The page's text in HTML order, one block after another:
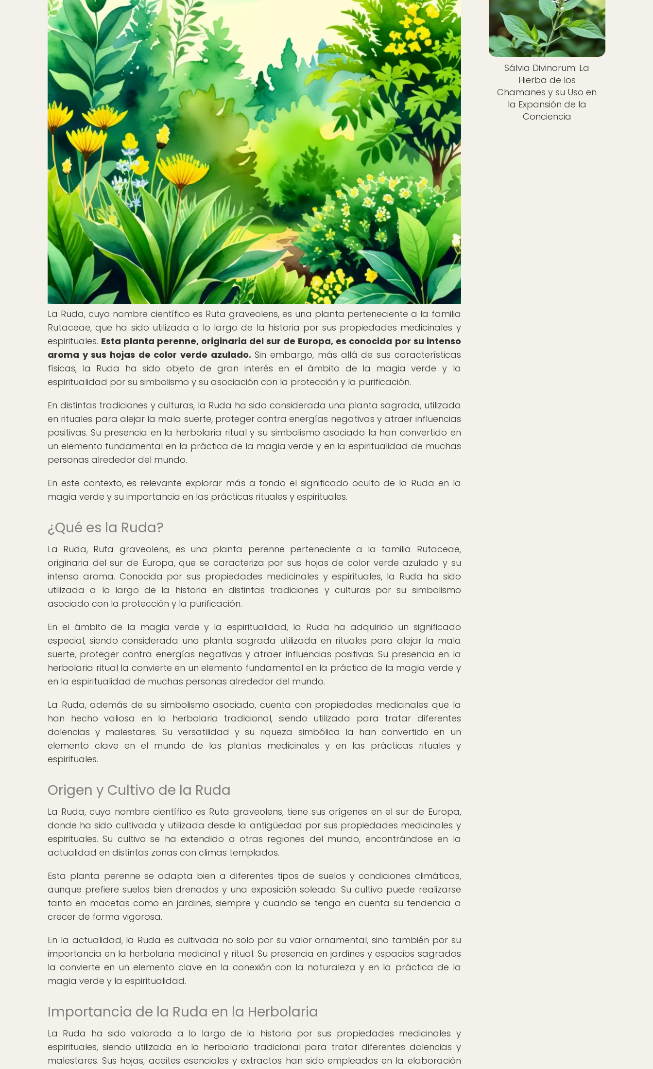
La Ruda, cuyo nombre científico es Ruta graveolens, es una planta perteneciente a la familia
Rutaceae, que ha sido utilizada a lo largo de la historia por sus propiedades medicinales y
espirituales. Esta planta perenne, originaria del sur de Europa, es conocida por su intenso
aroma y sus hojas de color verde azulado. Sin embargo, más allá de sus características
físicas, la Ruda ha sido objeto de gran interés en el ámbito de la magia verde y la
espiritualidad por su simbolismo y su asociación con la protección y la purificación.
En distintas tradiciones y culturas, la Ruda ha sido considerada una planta sagrada, utilizada
en rituales para alejar la mala suerte, proteger contra energías negativas y atraer influencias
positivas. Su presencia en la herbolaria ritual y su simbolismo asociado la han convertido en
un elemento fundamental en la práctica de la magia verde y en la espiritualidad de muchas
personas alrededor del mundo.
En este contexto, es relevante explorar más a fondo el significado oculto de la Ruda en la
magia verde y su importancia en las prácticas rituales y espirituales.
¿Qué es la Ruda?
La Ruda, Ruta graveolens, es una planta perenne perteneciente a la familia Rutaceae,
originaria del sur de Europa, que se caracteriza por sus hojas de color verde azulado y su
intenso aroma. Conocida por sus propiedades medicinales y espirituales, la Ruda ha sido
utilizada a lo largo de la historia en distintas tradiciones y culturas por su simbolismo
asociado con la protección y la purificación.
En el ámbito de la magia verde y la espiritualidad, la Ruda ha adquirido un significado
especial, siendo considerada una planta sagrada utilizada en rituales para alejar la mala
suerte, proteger contra energías negativas y atraer influencias positivas. Su presencia en la
herbolaria ritual la convierte en un elemento fundamental en la práctica de la magia verde y
en la espiritualidad de muchas personas alrededor del mundo.
La Ruda, además de su simbolismo asociado, cuenta con propiedades medicinales que la
han hecho valiosa en la herbolaria tradicional, siendo utilizada para tratar diferentes
dolencias y malestares. Su versatilidad y su riqueza simbólica la han convertido en un
elemento clave en el mundo de las plantas medicinales y en las prácticas rituales y
espirituales.
Origen y Cultivo de la Ruda
La Ruda, cuyo nombre científico es Ruta graveolens, tiene sus orígenes en el sur de Europa,
donde ha sido cultivada y utilizada desde la antigüedad por sus propiedades medicinales y
espirituales. Su cultivo se ha extendido a otras regiones del mundo, encontrándose en la
actualidad en distintas zonas con climas templados.
Esta planta perenne se adapta bien a diferentes tipos de suelos y condiciones climáticas,
aunque prefiere suelos bien drenados y una exposición soleada. Su cultivo puede realizarse
tanto en macetas como en jardines, siempre y cuando se tenga en cuenta su tendencia a
crecer de forma vigorosa.
En la actualidad, la Ruda es cultivada no solo por su valor ornamental, sino también por su
importancia en la herbolaria medicinal y ritual. Su presencia en jardines y espacios sagrados
la convierte en un elemento clave en la conexión con la naturaleza y en la práctica de la
magia verde y la espiritualidad.
Importancia de la Ruda en la Herbolaria
La Ruda ha sido valorada a lo largo de la historia por sus propiedades medicinales y
espirituales, siendo utilizada en la herbolaria tradicional para tratar diferentes dolencias y
malestares. Sus hojas, aceites esenciales y extractos han sido empleados en la elaboración
Sálvia Divinorum: La
Hierba de los
Chamanes y su Uso en
la Expansión de la
Conciencia